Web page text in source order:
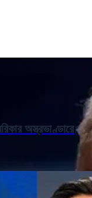
অস্ত্রভাণ্ডারে